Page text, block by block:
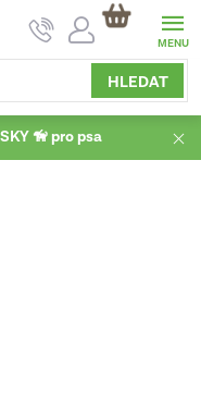
HLEDAT
NÁKUPNÍ
KOŠÍK
🦮 pro psa